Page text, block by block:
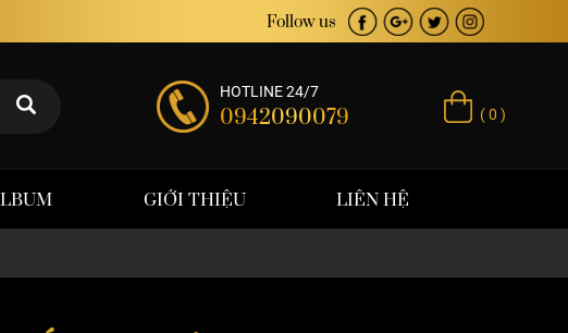
Follow us
HOTLINE 24/7
0942090079 ( 0 )
GIỚI THIỆU LIÊN HỆ